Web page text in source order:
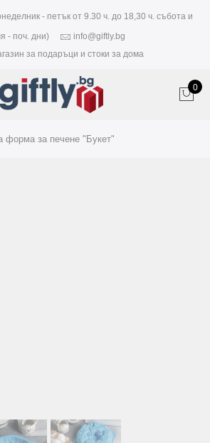
- петък от 9.30 ч. до 18,30 ч. събота и
- поч. дни)
info@giftly.bg
за подаръци и стоки за дома
0
форма за печене "Букет"